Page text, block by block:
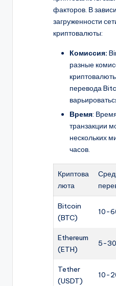
факторов. В
загруженности
криптовалюты:
Комиссия:
разные
перевода
Время:
транзакции
нескольких
часов.
Криптова
люта
Bitcoin
(BTC)
10-
Ethereum
(ETH)
5-30
Tether
(USDT)
10-